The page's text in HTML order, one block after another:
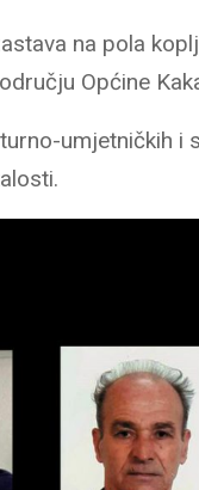
na pola
Općine
umjetničkih i